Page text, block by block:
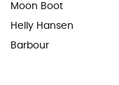
Moon Boot
Helly Hansen
Barbour